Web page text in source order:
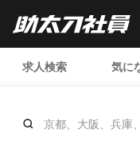
求人検索 気に
京都、大阪、兵庫